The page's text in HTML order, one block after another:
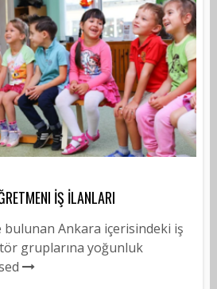
İŞ İLANLARI
Ankara içerisindeki iş
gruplarına yoğunluk